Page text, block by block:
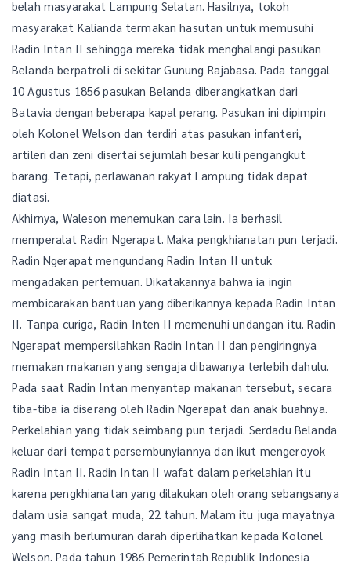
belah masyarakat Lampung Selatan. Hasilnya, tokoh
masyarakat Kalianda termakan hasutan untuk memusuhi
Radin Intan II sehingga mereka tidak menghalangi pasukan
Belanda berpatroli di sekitar Gunung Rajabasa. Pada tanggal
10 Agustus 1856 pasukan Belanda diberangkatkan dari
Batavia dengan beberapa kapal perang. Pasukan ini dipimpin
oleh Kolonel Welson dan terdiri atas pasukan infanteri,
artileri dan zeni disertai sejumlah besar kuli pengangkut
barang. Tetapi, perlawanan rakyat Lampung tidak dapat
diatasi.
Akhirnya, Waleson menemukan cara lain. Ia berhasil
memperalat Radin Ngerapat. Maka pengkhianatan pun terjadi.
Radin Ngerapat mengundang Radin Intan II untuk
mengadakan pertemuan. Dikatakannya bahwa ia ingin
membicarakan bantuan yang diberikannya kepada Radin Intan
II. Tanpa curiga, Radin Inten II memenuhi undangan itu. Radin
Ngerapat mempersilahkan Radin Intan II dan pengiringnya
memakan makanan yang sengaja dibawanya terlebih dahulu.
Pada saat Radin Intan menyantap makanan tersebut, secara
tiba-tiba ia diserang oleh Radin Ngerapat dan anak buahnya.
Perkelahian yang tidak seimbang pun terjadi. Serdadu Belanda
keluar dari tempat persembunyiannya dan ikut mengeroyok
Radin Intan II. Radin Intan II wafat dalam perkelahian itu
karena pengkhianatan yang dilakukan oleh orang sebangsanya
dalam usia sangat muda, 22 tahun. Malam itu juga mayatnya
yang masih berlumuran darah diperlihatkan kepada Kolonel
Welson. Pada tahun 1986 Pemerintah Republik Indonesia